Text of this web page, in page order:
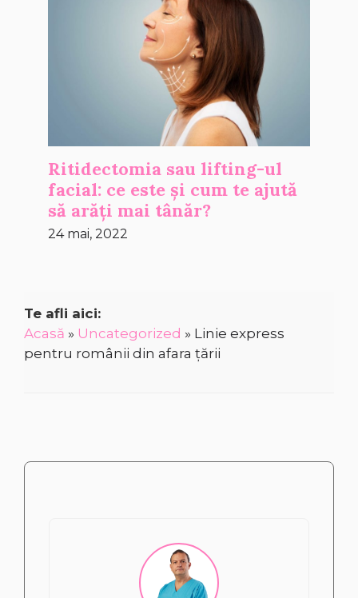
Ritidectomia sau lifting-ul
facial: ce este și cum te ajută
să arăți mai tânăr?
24 mai, 2022
Te afli aici:
Acasă » Uncategorized » Linie express
pentru românii din afara țării